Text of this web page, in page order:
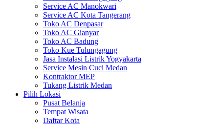
Service AC Manokwari
Service AC Kota Tangerang
Toko AC Denpasar
Toko AC Gianyar
Toko AC Badung
Toko Kue Tulungagung
Jasa Instalasi Listrik Yogyakarta
Service Mesin Cuci Medan
Kontraktor MEP
Tukang Listrik Medan
Pilih Lokasi
Pusat Belanja
Tempat Wisata
Daftar Kota